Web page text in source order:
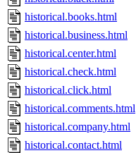
historical.books.html
historical.business.html
historical.center.html
historical.check.html
historical.click.html
historical.comments.html
historical.company.html
historical.contact.html